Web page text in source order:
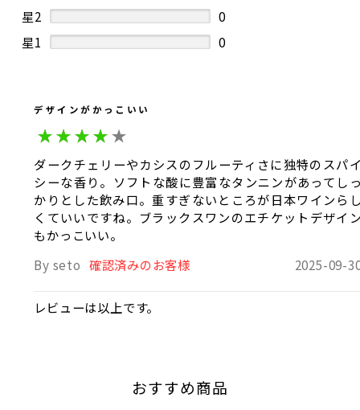
星2
0
星1
0
デザインがかっこいい
ダークチェリーやカシスのフルーティさに独特のスパ
シーな香り。ソフトな酸に豊富なタンニンがあってし
かりとした飲み口。重すぎないところが日本ワインら
くていいですね。ブラックスワンのエチケットデザイ
もかっこいい。
By seto 確認済みのお客様 2025-09-
レビューは以上です。
おすすめ商品